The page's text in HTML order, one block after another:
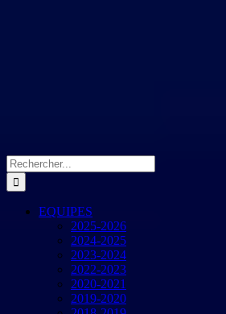
Rechercher:
EQUIPES
2025-2026
2024-2025
2023-2024
2022-2023
2020-2021
2019-2020